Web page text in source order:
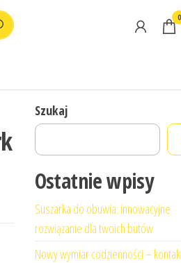
0
Szukaj
Ostatnie wpisy
Suszarka do obuwia: innowacyjne
rozwiązanie dla twoich butów
Nowy wymiar codzienności –